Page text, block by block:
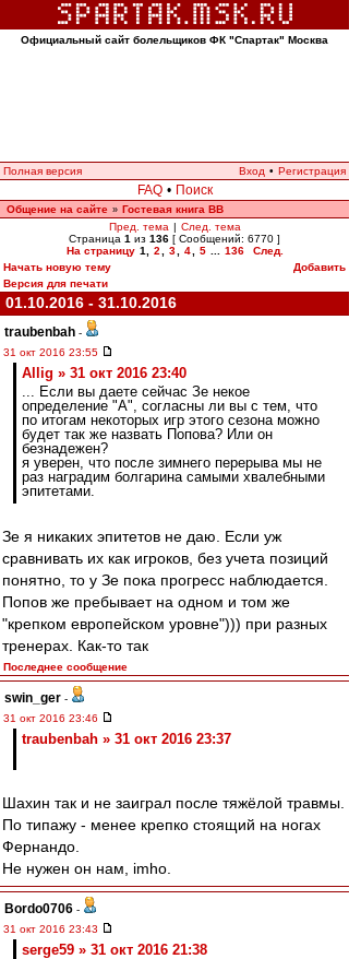
Официальный сайт болельщиков ФК "Спартак" Москва
Полная версия Вход • Регистрация
FAQ • Поиск
Общение на сайте » Гостевая книга ВВ
Пред. тема | След. тема
Страница 1 из 136 [ Сообщений: 6770 ]
На страницу 1 2 3 4 5 136
След.
Начать новую тему
Добавить
Версия для печати
01.10.2016 - 31.10.2016
traubenbah -
31 окт 2016 23:55
Allig » 31 окт 2016 23:40
... Если вы даете сейчас Зе некое
определение "А", согласны ли вы с тем, что
по итогам некоторых игр этого сезона можно
будет так же назвать Попова? Или он
безнадежен?
я уверен, что после зимнего перерыва мы не
раз наградим болгарина самыми хвалебными
эпитетами.
Зе я никаких эпитетов не даю. Если уж
сравнивать их как игроков, без учета позиций
понятно, то у Зе пока прогресс наблюдается.
Попов же пребывает на одном и том же
"крепком европейском уровне"))) при разных
тренерах. Как-то так
Последнее сообщение
swin_ger -
31 окт 2016 23:46
traubenbah » 31 окт 2016 23:37
Шахин так и не заиграл после тяжёлой травмы.
По типажу - менее крепко стоящий на ногах
Фернандо.
Не нужен он нам, imho.
Bordo0706 -
31 окт 2016 23:43
serge59 » 31 окт 2016 21:38